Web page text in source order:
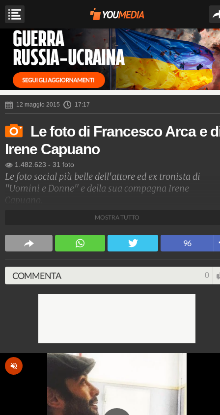
12 maggio 2015 17:17
Le foto di Francesco Arca e
Irene Capuano
1.482.623 - 31 foto
Le foto social più belle dell'attore ed ex tronista di
"Uomini e Donne" e della sua compagna Irene
Capuano.
Spettacolo FanpageMOSTRA TUTTO
96
COMMENTA 0